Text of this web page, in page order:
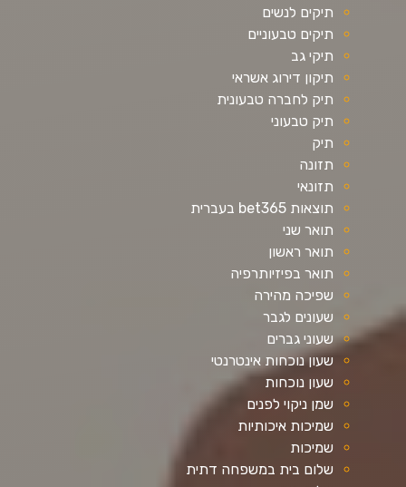
תיקים לנשים
תיקים טבעוניים
תיקי גב
תיקון דירוג אשראי
תיק לחברה טבעונית
תיק טבעוני
תיק
תזונה
תזונאי
תוצאות bet365 בעברית
תואר שני
תואר ראשון
תואר בפיזיותרפיה
שפיכה מהירה
שעונים לגבר
שעוני גברים
שעון נוכחות אינטרנטי
שעון נוכחות
שמן ניקוי לפנים
שמיכות איכותיות
שמיכות
שלום בית במשפחה דתית